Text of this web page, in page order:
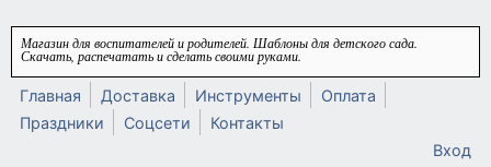
Перейти к основному содержанию
Магазин для воспитателей и родителей. Шаблоны для детского сада.
Скачать, распечатать и сделать своими руками.
Главная Доставка Инструменты
Оплата
Праздники
Соцсети
Контакты
Вход